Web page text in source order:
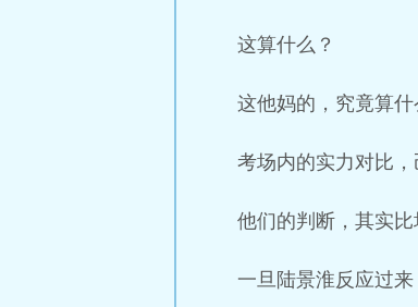
这算什么？
这他妈的，究竟算什
考场内的实力对比，
他们的判断，其实比
一旦陆景淮反应过